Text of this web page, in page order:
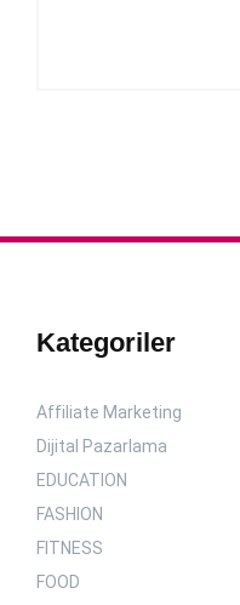
Kategoriler
Affiliate Marketing
Dijital Pazarlama
EDUCATION
FASHION
FITNESS
FOOD